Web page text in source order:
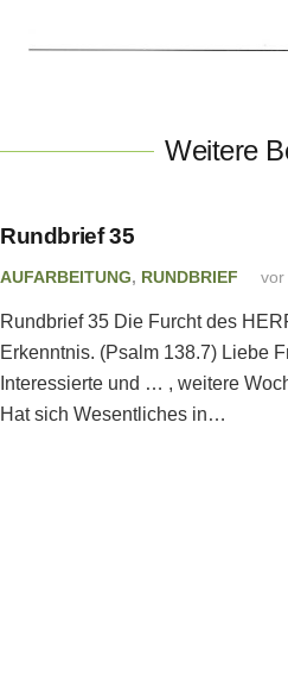
Weitere
Rundbrief 35
AUFARBEITUNG, RUNDBRIEF vor
Rundbrief 35 Die Furcht des
Erkenntnis. (Psalm 138.7) Liebe
Interessierte und … , weitere
Hat sich Wesentliches in…